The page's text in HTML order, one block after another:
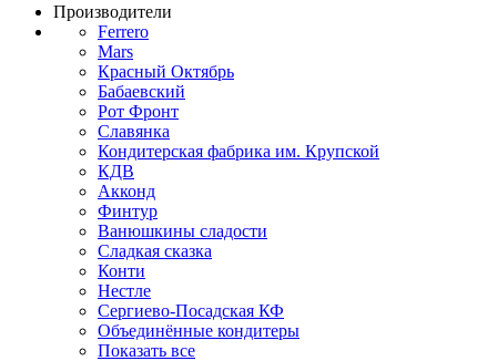
Производители
Ferrero
Mars
Красный Октябрь
Бабаевский
Рот Фронт
Славянка
Кондитерская фабрика им. Крупской
КДВ
Акконд
Финтур
Ванюшкины сладости
Сладкая сказка
Конти
Нестле
Сергиево-Посадская КФ
Объединённые кондитеры
Показать все